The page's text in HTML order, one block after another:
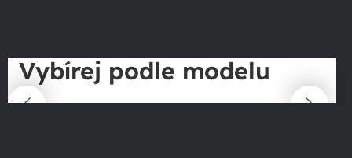
Vybírej podle modelu